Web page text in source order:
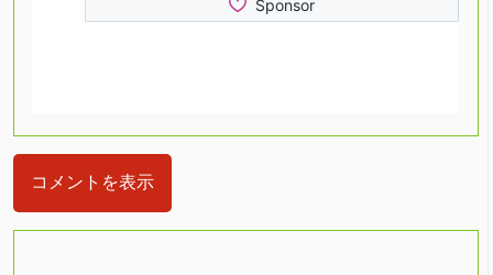
コメントを表示